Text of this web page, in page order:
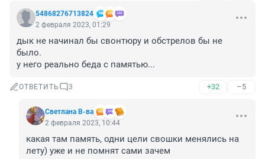
54868276713824
2 февраля 2023, 01:29
дык не начинал бы свонтюру и обстрелов бы не
было.
у него реально беда с памятью...
ОТВЕТИТЬ 3 +32 –5
Светлана В-ва
2 февраля 2023, 10:44
какая там память, одни цели свошки менялись на
лету) уже и не помнят сами зачем